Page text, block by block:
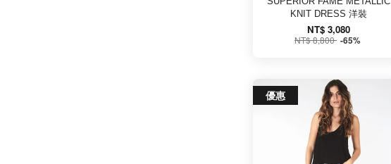
KNIT DRESS 洋裝
NT$ 3,080
NT$ 8,800 -65%
優惠